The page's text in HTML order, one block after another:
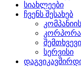
სიახლეები
ჩვენს შესახებ
სერვისი